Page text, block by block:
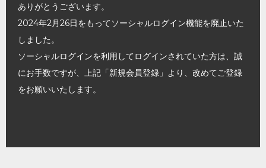
ありがとうございます。
2024年2月26日をもってソーシャルログイン機能を廃止いた
しました。
ソーシャルログインを利用してログインされていた方は、誠
にお手数ですが、上記「新規会員登録」より、改めてご登録
をお願いいたします。